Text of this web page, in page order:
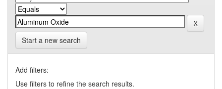
Start a new search
Add filters:
Use filters to refine the search results.